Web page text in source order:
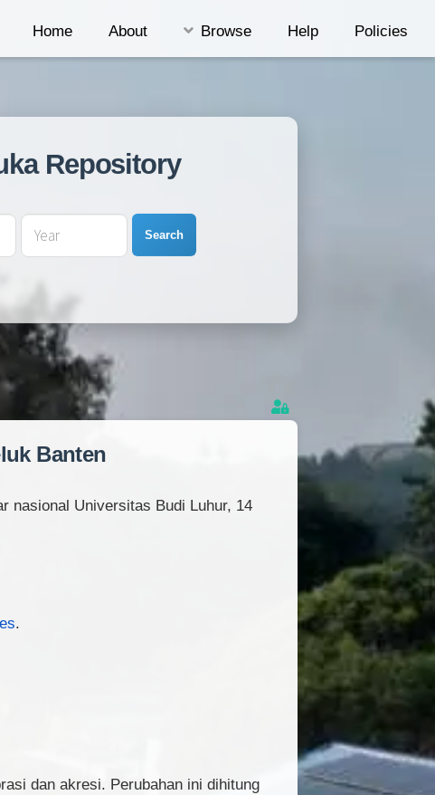
Home About Browse Help Policies
Repository
Search
Banten
nasional Universitas Budi Luhur, 14
.
dan akresi. Perubahan ini dihitung